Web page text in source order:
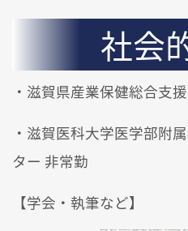
社会
・滋賀県産業保健総合支
・滋賀医科大学医学部附
ター 非常勤
【学会・執筆など】